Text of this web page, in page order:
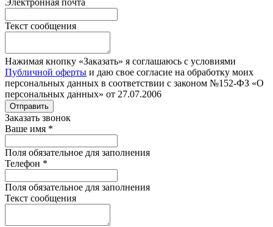
Текст сообщения
Нажимая кнопку «Заказать» я соглашаюсь с условиями
Публичной оферты и даю свое согласие на обработку моих
персональных данных в соответствии с законом №152-ФЗ «О
персональных данных» от 27.07.2006
Отправить
Заказать звонок
Ваше имя *
Поля обязательное для заполнения
Телефон *
Поля обязательное для заполнения
Текст сообщения